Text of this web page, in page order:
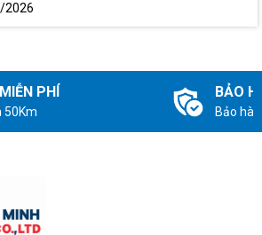
2026
PHÍ
50Km
BẢO
Bảo